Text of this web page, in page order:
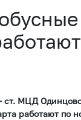
ст. МЦД
работают по